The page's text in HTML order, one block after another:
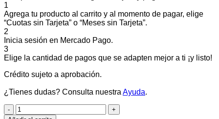
1
Agrega tu producto al carrito y al momento de pagar, elige
“Cuotas sin Tarjeta” o “Meses sin Tarjeta”.
2
Inicia sesión en Mercado Pago.
3
Elige la cantidad de pagos que se adapten mejor a ti ¡y listo!
Crédito sujeto a aprobación.
¿Tienes dudas? Consulta nuestra Ayuda.
PAÑO
PET